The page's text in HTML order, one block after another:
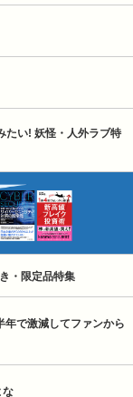
たい! 妖怪・人外ラブ特
・限定品特集
年で激減してファンから
な